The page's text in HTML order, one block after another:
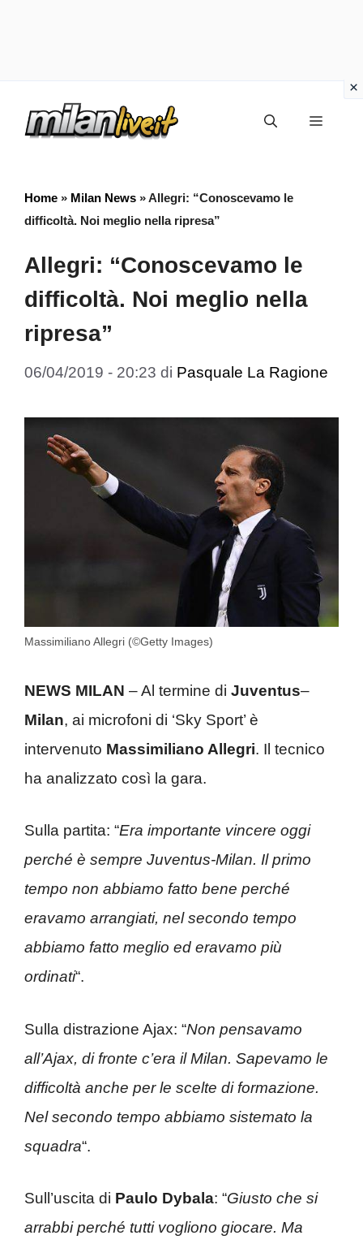
Menu
Home » Milan News »Allegri: “Conoscevamo le
difficoltà. Noi meglio nella ripresa”
Allegri: “Conoscevamo le
difficoltà. Noi meglio nella
ripresa”
06/04/2019 - 20:23 di Pasquale La Ragione
Massimiliano Allegri (©Getty Images)
NEWS MILAN – Al termine di Juventus–
Milan, ai microfoni di ‘Sky Sport’ è
intervenuto Massimiliano Allegri. Il tecnico
ha analizzato così la gara.
Sulla partita: “Era importante vincere oggi
perché è sempre Juventus-Milan. Il primo
tempo non abbiamo fatto bene perché
eravamo arrangiati, nel secondo tempo
abbiamo fatto meglio ed eravamo più
ordinati“.
Sulla distrazione Ajax: “Non pensavamo
all’Ajax, di fronte c’era il Milan. Sapevamo le
difficoltà anche per le scelte di formazione.
Nel secondo tempo abbiamo sistemato la
squadra“.
Sull’uscita di Paulo Dybala: “Giusto che si
arrabbi perché tutti vogliono giocare. Ma